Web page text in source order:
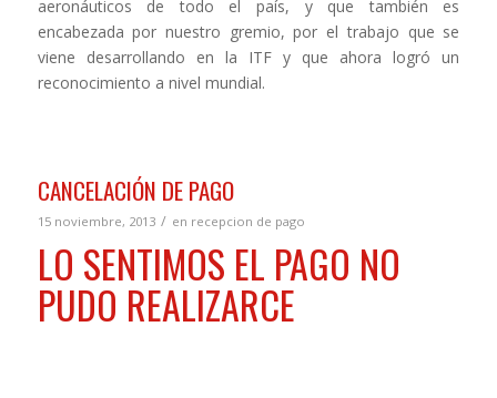
aeronáuticos de todo el país, y que también es
encabezada por nuestro gremio, por el trabajo que se
viene desarrollando en la ITF y que ahora logró un
reconocimiento a nivel mundial.
CANCELACIÓN DE PAGO
15 noviembre, 2013 / en recepcion de pago
LO SENTIMOS EL PAGO NO
PUDO REALIZARCE